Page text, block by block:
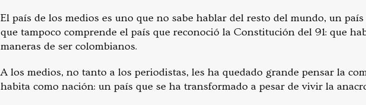
El país de los medios es uno que no sabe hablar del resto del mundo, un
que tampoco comprende el país que reconoció la Constitución del 91: que
maneras de ser colombianos.
A los medios, no tanto a los periodistas, les ha quedado grande pensar la
habita como nación: un país que se ha transformado a pesar de vivir la